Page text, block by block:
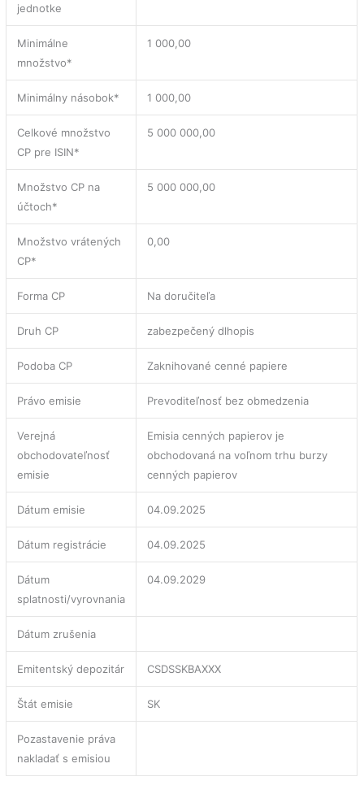
jednotke
Minimálne
množstvo*
1 000,00
Minimálny násobok* 1 000,00
Celkové množstvo
CP pre ISIN*
5 000 000,00
Množstvo CP na
účtoch*
5 000 000,00
Množstvo vrátených
CP*
0,00
Forma CP Na doručiteľa
Druh CP zabezpečený dlhopis
Podoba CP Zaknihované cenné papiere
Právo emisie Prevoditeľnosť bez obmedzenia
Verejná
obchodovateľnosť
emisie
Emisia cenných papierov je
obchodovaná na voľnom trhu burzy
cenných papierov
Dátum emisie 04.09.2025
Dátum registrácie 04.09.2025
Dátum
splatnosti/vyrovnania
04.09.2029
Dátum zrušenia
Emitentský depozitár CSDSSKBAXXX
Štát emisie SK
Pozastavenie práva
nakladať s emisiou